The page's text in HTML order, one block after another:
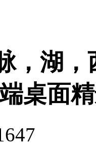
，湖
桌面